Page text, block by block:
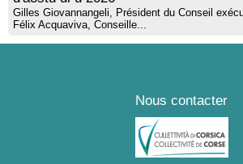
Gilles Giovannangeli, Président du Conseil
Félix Acquaviva, Conseille...
Nous contacter